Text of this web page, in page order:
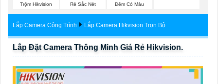
SẢN
VẤN
Trộm Hikvision
Rẻ Sắc Nét
Đêm Có Màu
Lắp Camera Công Trình Lắp Camera Hikvision Trọn Bộ
Lắp Đặt Camera Thông Minh Giá Rẻ Hikvision.